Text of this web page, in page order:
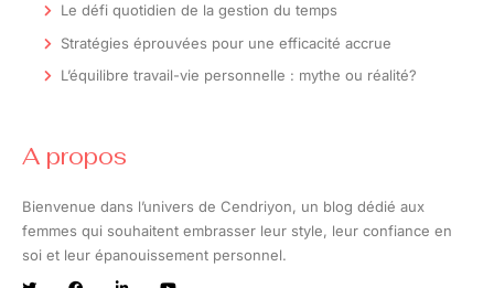
Le défi quotidien de la gestion du temps
Stratégies éprouvées pour une efficacité accrue
L’équilibre travail-vie personnelle : mythe ou réalité?
A propos
Bienvenue dans l’univers de Cendriyon, un blog dédié aux
femmes qui souhaitent embrasser leur style, leur confiance en
soi et leur épanouissement personnel.